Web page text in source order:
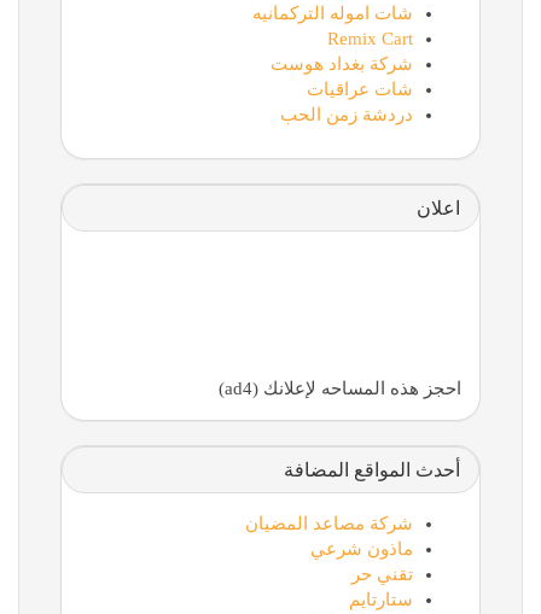
شات اموله التركمانيه
Remix Cart
شركة بغداد هوست
شات عراقيات
دردشة زمن الحب
اعلان
احجز هذه المساحه لإعلانك (ad4)
أحدث المواقع المضافة
شركة مصاعد المضيان
ماذون شرعي
تقني حر
ستارتايم